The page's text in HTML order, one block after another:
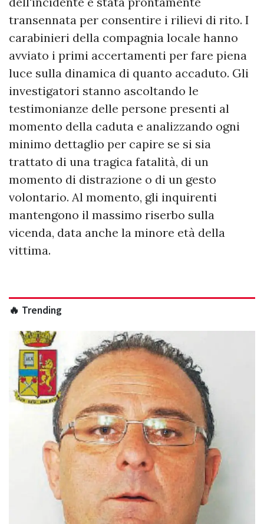
transennata per consentire i rilievi di rito. I
carabinieri della compagnia locale hanno
avviato i primi accertamenti per fare piena
luce sulla dinamica di quanto accaduto. Gli
investigatori stanno ascoltando le
testimonianze delle persone presenti al
momento della caduta e analizzando ogni
minimo dettaglio per capire se si sia
trattato di una tragica fatalità, di un
momento di distrazione o di un gesto
volontario. Al momento, gli inquirenti
mantengono il massimo riserbo sulla
vicenda, data anche la minore età della
vittima.
🔥 Trending